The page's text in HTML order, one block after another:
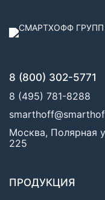
8 (800) 302-5771
8 (495) 781-8288
Москва, Полярная
225
ПРОДУКЦИЯ